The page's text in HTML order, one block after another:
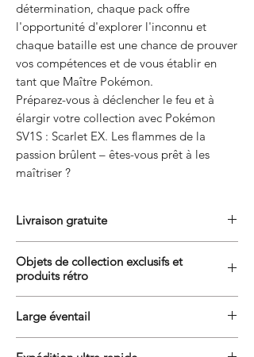
détermination, chaque pack offre
l'opportunité d'explorer l'inconnu et
chaque bataille est une chance de prouver
vos compétences et de vous établir en
tant que Maître Pokémon.
Préparez-vous à déclencher le feu et à
élargir votre collection avec Pokémon
SV1S : Scarlet EX. Les flammes de la
passion brûlent – êtes-vous prêt à les
maîtriser ?
Livraison gratuite
la livraison gratuite. Que vous souhaitiez
élargir une large collection ou découvrir un
nouveau jeu vidéo, vous pouvez compter sur
la livraison gratuite pour rendre votre
Objets de collection exclusifs et
produits rétro
objets de collection exclusifs et des
produits rétro difficiles à trouver ailleurs.
Nos relations étroites avec les fournisseurs
Large éventail